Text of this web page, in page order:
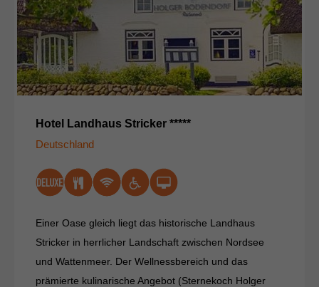
Hotel Landhaus Stricker *****
Deutschland
Einer Oase gleich liegt das historische Landhaus
Stricker in herrlicher Landschaft zwischen Nordsee
und Wattenmeer. Der Wellnessbereich und das
prämierte kulinarische Angebot (Sternekoch Holger